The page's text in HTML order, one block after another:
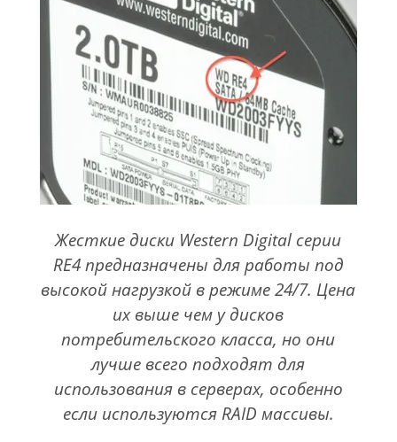
Жесткие диски Western Digital серии
RE4 предназначены для работы под
высокой нагрузкой в режиме 24/7. Цена
их выше чем у дисков
потребительского класса, но они
лучше всего подходят для
использования в серверах, особенно
если используются RAID массивы.